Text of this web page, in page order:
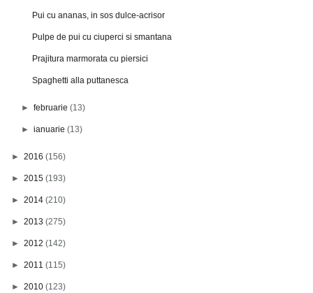
Pui cu ananas, in sos dulce-acrisor
Pulpe de pui cu ciuperci si smantana
Prajitura marmorata cu piersici
Spaghetti alla puttanesca
►februarie(13)
►ianuarie(13)
► 2016 (156)
► 2015 (193)
► 2014 (210)
► 2013 (275)
► 2012 (142)
► 2011 (115)
► 2010 (123)